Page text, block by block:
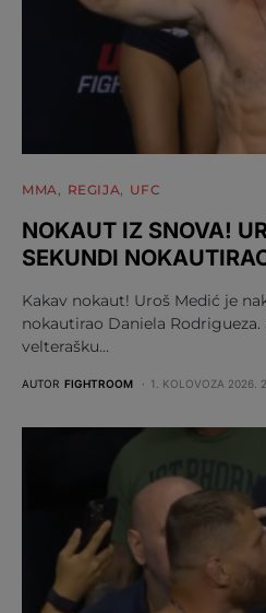
MMA REGIJA UFC
NOKAUT IZ SNOVA!
SEKUNDI
Kakav nokaut! Uroš Medić je
nokautirao Daniela Rodrigueza.
velterašku…
AUTOR FIGHTROOM 1. KOLOVOZA 2026.